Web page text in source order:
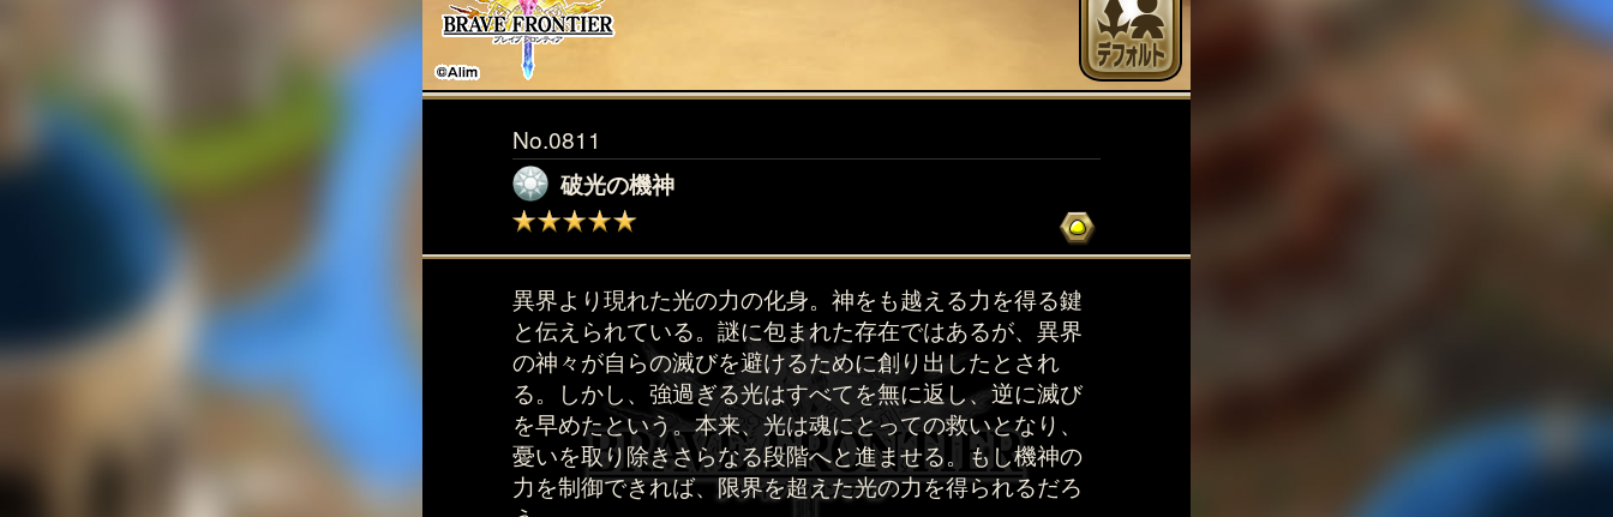
No.0811
破光の機神
異界より現れた光の力の化身。神をも越える力を得る鍵
と伝えられている。謎に包まれた存在ではあるが、異界
の神々が自らの滅びを避けるために創り出したとされ
る。しかし、強過ぎる光はすべてを無に返し、逆に滅び
を早めたという。本来、光は魂にとっての救いとなり、
憂いを取り除きさらなる段階へと進ませる。もし機神の
力を制御できれば、限界を超えた光の力を得られるだろ